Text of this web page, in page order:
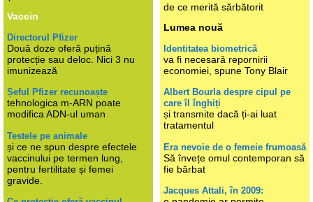
Vaccin
Directorul Pfizer
Două doze oferă puțină
protecție sau deloc. Nici 3 nu
imunizează
Șeful Pfizer recunoaște
tehnologica m-ARN poate
modifica ADN-ul uman
Testele pe animale
și ce ne spun despre efectele
vaccinului pe termen lung,
pentru fertilitate și femei
gravide.
de ce merită sărbătorit
Lumea nouă
Identitatea biometrică
va fi necesară repornirii
economiei, spune Tony Blair
Albert Bourla despre cipul pe
care îl înghiți
și transmite dacă ți-ai luat
tratamentul
Era nevoie de o femeie frumoasă
Să învețe omul contemporan să
fie bărbat
Jacques Attali, în 2009: